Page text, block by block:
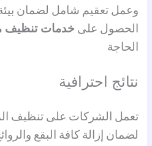
وعمل تعقيم شامل لضمان
الحصول على خدمات تنظيف
الحاجة
نتائج احترافية
تعمل الشركات على تنظيف
لضمان إزالة كافة البقع